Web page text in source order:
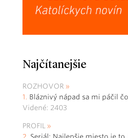
Najčítanejšie
ROZHOVOR
Bláznivý nápad sa mi páčil
Videné: 2403
PROFIL